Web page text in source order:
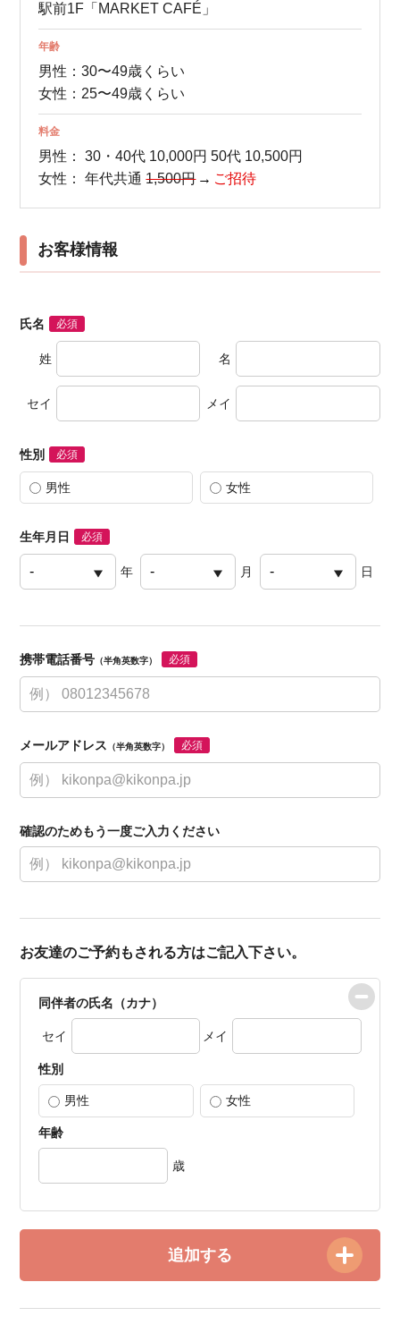
駅前1F「MARKET CAFÉ」
年齢
男性：30〜49歳くらい
女性：25〜49歳くらい
料金
男性： 30・40代 10,000円50代 10,500円
女性：
年代共通1,500円 ご招待
お客様情報
氏名 必須
姓 名
セイ メイ
性別 必須
男性 女性
生年月日 必須
年 月 日
携帯電話番号 （半角英数字） 必須
メールアドレス （半角英数字） 必須
確認のためもう一度ご入力ください
お友達のご予約もされる方はご記入下さい。
同伴者の氏名（カナ）
セイ メイ
性別
男性 女性
年齢
歳
追加する